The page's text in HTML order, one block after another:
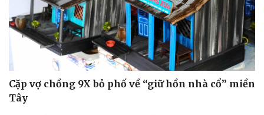
Cặp vợ chồng 9X bỏ phố về “giữ hồn nhà cổ” miền
Tây